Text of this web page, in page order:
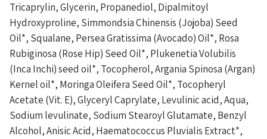
Tricaprylin, Glycerin, Propanediol, Dipalmitoyl
Hydroxyproline, Simmondsia Chinensis (Jojoba) Seed
Oil*, Squalane, Persea Gratissima (Avocado) Oil*, Rosa
Rubiginosa (Rose Hip) Seed Oil*, Plukenetia Volubilis
(Inca Inchi) seed oil*, Tocopherol, Argania Spinosa (Argan)
Kernel oil*, Moringa Oleifera Seed Oil*, Tocopheryl
Acetate (Vit. E), Glyceryl Caprylate, Levulinic acid, Aqua,
Sodium levulinate, Sodium Stearoyl Glutamate, Benzyl
Alcohol, Anisic Acid, Haematococcus Pluvialis Extract*,